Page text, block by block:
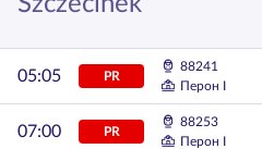
05:05 PR
88241
Перон I
07:00 PR
88253
Перон I